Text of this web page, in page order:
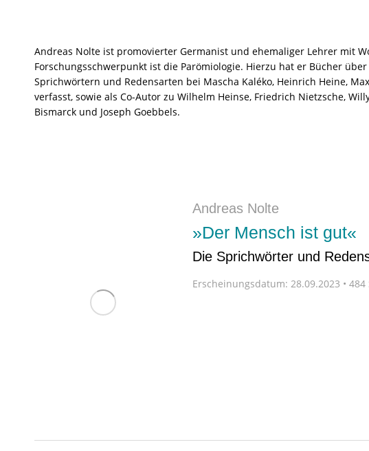
Andreas Nolte ist promovierter Germanist und ehemaliger Lehrer mit
Forschungsschwerpunkt ist die Parömiologie. Hierzu hat er Bücher
Sprichwörtern und Redensarten bei Mascha Kaléko, Heinrich Heine,
verfasst, sowie als Co-Autor zu Wilhelm Heinse, Friedrich Nietzsche,
Bismarck und Joseph Goebbels.
Andreas Nolte
»Der Mensch ist gut«
Die Sprichwörter und
Erscheinungsdatum: 28.09.2023 • 484